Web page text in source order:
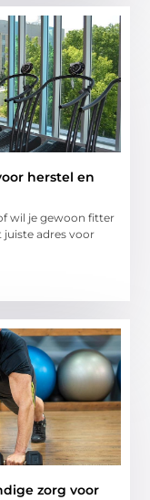
herstel en
wil je gewoon fitter
juiste adres voor
zorg voor